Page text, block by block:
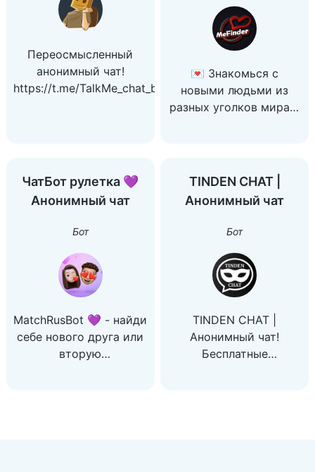
Переосмысленный
анонимный чат!
https://t.me/TalkMe_chat_bot
💌 Знакомься с
новыми людьми из
разных уголков мира и
единомышленников,
любовь своей жизни
или просто веселую
компанию для
ЧатБот рулетка 💜
Анонимный чат
Бот
MatchRusBot 💜 - найди
себе нового друга или
вторую
TINDEN CHAT |
Анонимный чат
Бот
TINDEN CHAT |
Анонимный чат!
Бесплатные